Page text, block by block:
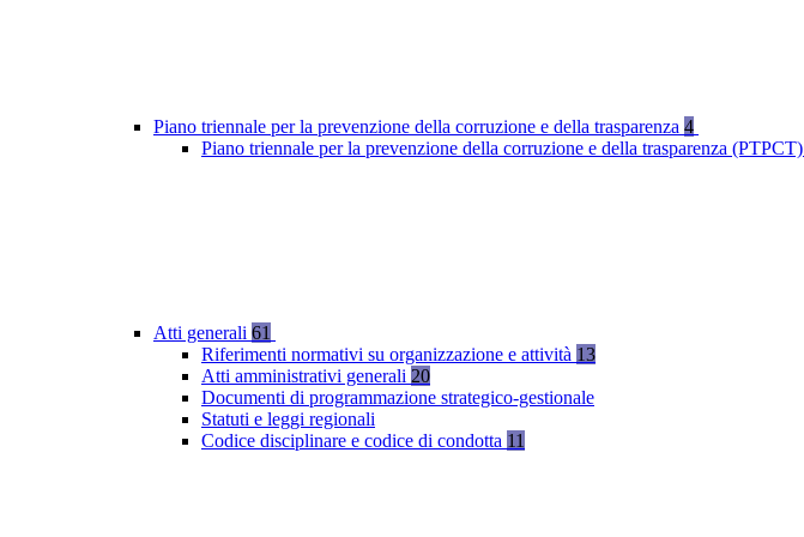
Piano triennale per la prevenzione della corruzione e della trasparenza 4
Piano triennale per la prevenzione della corruzione e della trasparenza (PTPCT)
Atti generali 61
Riferimenti normativi su organizzazione e attività 13
Atti amministrativi generali 20
Documenti di programmazione strategico-gestionale
Statuti e leggi regionali
Codice disciplinare e codice di condotta 11